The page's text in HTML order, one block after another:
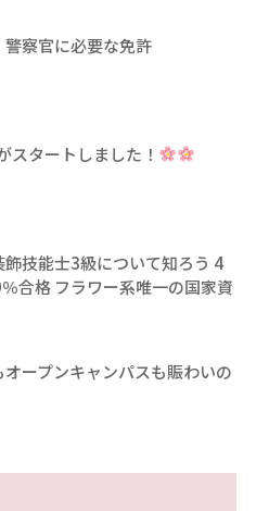
警察官に必要な免許
スタートしました！
飾技能士3級について知ろう 4
合格 フラワー系唯一の国家資
ープンキャンパスも賑わいの